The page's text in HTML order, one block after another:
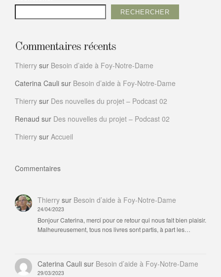
RECHERCHER
Commentaires récents
Thierry sur Besoin d’aide à Foy-Notre-Dame
Caterina Cauli sur Besoin d’aide à Foy-Notre-Dame
Thierry sur Des nouvelles du projet – Podcast 02
Renaud sur Des nouvelles du projet – Podcast 02
Thierry sur Accueil
Commentaires
Thierrysur Besoin d’aide à Foy-Notre-Dame
24/04/2023
Bonjour Caterina, merci pour ce retour qui nous fait bien plaisir.
Malheureusement, tous nos livres sont partis, à part les…
Caterina Caulisur Besoin d’aide à Foy-Notre-Dame
29/03/2023